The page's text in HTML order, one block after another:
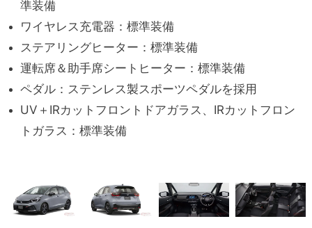
準装備
ワイヤレス充電器：標準装備
ステアリングヒーター：標準装備
運転席＆助手席シートヒーター：標準装備
ペダル：ステンレス製スポーツペダルを採用
UV＋IRカットフロントドアガラス、IRカットフロン
トガラス：標準装備